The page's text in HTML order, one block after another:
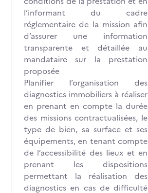
l’informant du cadre
réglementaire de la mission afin
d’assurer une information
transparente et détaillée au
mandataire sur la prestation
proposée
Planifier l’organisation des
diagnostics immobiliers à réaliser
en prenant en compte la durée
des missions contractualisées, le
type de bien, sa surface et ses
équipements, en tenant compte
de l’accessibilité des lieux et en
prenant les dispositions
permettant la réalisation des
diagnostics en cas de difficulté